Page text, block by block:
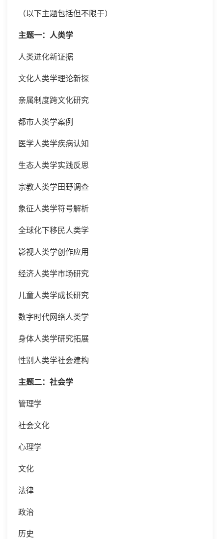
（以下主题包括但不限于）
主题一：人类学
人类进化新证据
文化人类学理论新探
亲属制度跨文化研究
都市人类学案例
医学人类学疾病认知
生态人类学实践反思
宗教人类学田野调查
象征人类学符号解析
全球化下移民人类学
影视人类学创作应用
经济人类学市场研究
儿童人类学成长研究
数字时代网络人类学
身体人类学研究拓展
性别人类学社会建构
主题二：社会学
管理学
社会文化
心理学
文化
法律
政治
历史